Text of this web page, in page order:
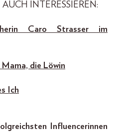
INTERESSIEREN:
Caro Strasser im
die Löwin
Ich
Influencerinnen